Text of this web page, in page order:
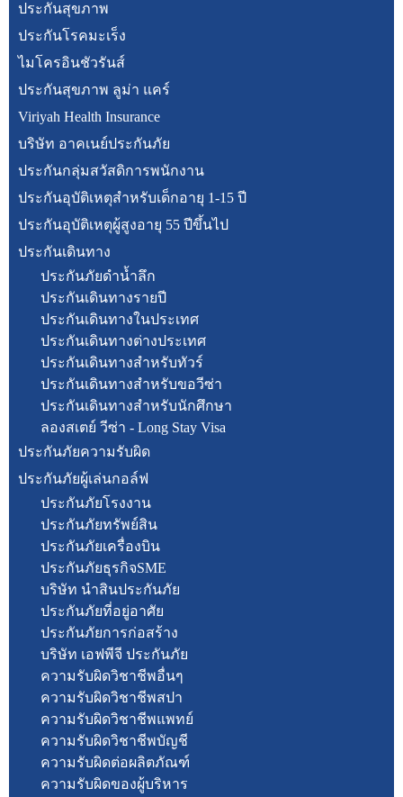
ประกันสุขภาพ
ประกันโรคมะเร็ง
ไมโครอินชัวรันส์
ประกันสุขภาพ ลูม่า แคร์
Viriyah Health Insurance
บริษัท อาคเนย์ประกันภัย
ประกันกลุ่มสวัสดิการพนักงาน
ประกันอุบัติเหตุสำหรับเด็กอายุ 1-15 ปี
ประกันอุบัติเหตุผู้สูงอายุ 55 ปีขึ้นไป
ประกันเดินทาง
ประกันภัยดำน้ำลึก
ประกันเดินทางรายปี
ประกันเดินทางในประเทศ
ประกันเดินทางต่างประเทศ
ประกันเดินทางสำหรับทัวร์
ประกันเดินทางสำหรับขอวีซ่า
ประกันเดินทางสำหรับนักศึกษา
ลองสเตย์ วีซ่า - Long Stay Visa
ประกันภัยความรับผิด
ประกันภัยผู้เล่นกอล์ฟ
ประกันภัยโรงงาน
ประกันภัยทรัพย์สิน
ประกันภัยเครื่องบิน
ประกันภัยธุรกิจSME
บริษัท นำสินประกันภัย
ประกันภัยที่อยู่อาศัย
ประกันภัยการก่อสร้าง
บริษัท เอฟพีจี ประกันภัย
ความรับผิดวิชาชีพอื่นๆ
ความรับผิดวิชาชีพสปา
ความรับผิดวิชาชีพแพทย์
ความรับผิดวิชาชีพบัญชี
ความรับผิดต่อผลิตภัณฑ์
ความรับผิดของผู้บริหาร